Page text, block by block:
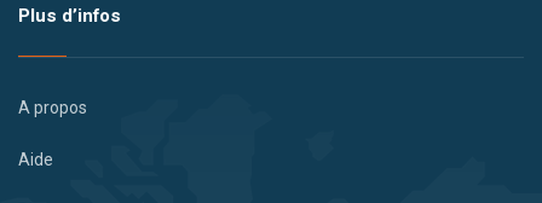
Plus d’infos
A propos
Aide